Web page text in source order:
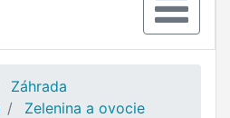
Záhrada
Zelenina a ovocie